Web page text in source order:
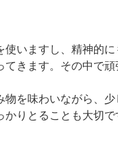
いますし、精神的
きます。その中で
を味わいながら、
りとることも大切